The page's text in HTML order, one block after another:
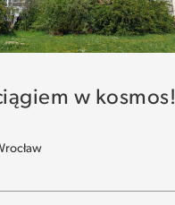
w kosmos!